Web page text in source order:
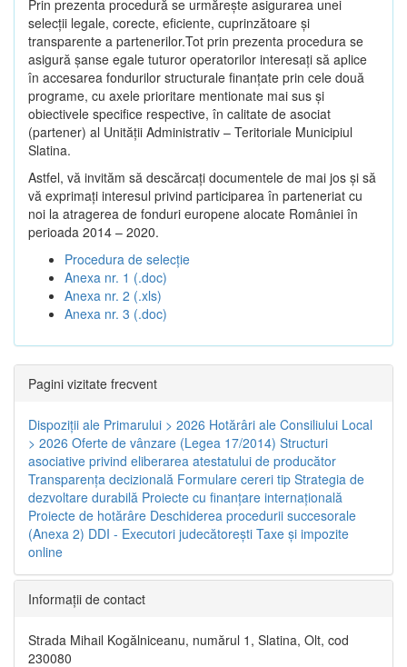
Prin prezenta procedură se urmăreşte asigurarea unei
selecții legale, corecte, eficiente, cuprinzătoare şi
transparente a partenerilor.Tot prin prezenta procedura se
asigură şanse egale tuturor operatorilor interesaţi să aplice
în accesarea fondurilor structurale finanţate prin cele două
programe, cu axele prioritare mentionate mai sus și
obiectivele specifice respective, în calitate de asociat
(partener) al Unității Administrativ – Teritoriale Municipiul
Slatina.
Astfel, vă invităm să descărcați documentele de mai jos și să
vă exprimați interesul privind participarea în parteneriat cu
noi la atragerea de fonduri europene alocate României în
perioada 2014 – 2020.
Procedura de selecție
Anexa nr. 1 (.doc)
Anexa nr. 2 (.xls)
Anexa nr. 3 (.doc)
Pagini vizitate frecvent
Dispoziţii ale Primarului > 2026 Hotărâri ale Consiliului Local
> 2026 Oferte de vânzare (Legea 17/2014) Structuri
asociative privind eliberarea atestatului de producător
Transparenţa decizională Formulare cereri tip Strategia de
dezvoltare durabilă Proiecte cu finanţare internaţională
Proiecte de hotărâre Deschiderea procedurii succesorale
(Anexa 2) DDI - Executori judecătorești Taxe şi impozite
online
Informaţii de contact
Strada Mihail Kogălniceanu, numărul 1, Slatina, Olt, cod
230080